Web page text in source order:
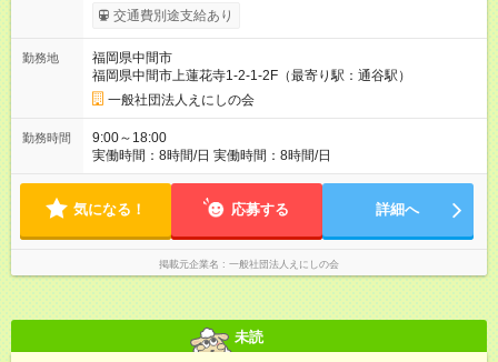
期間】試用期間あり 試用期間の長さ：3ヶ月 ※ 雇用形態と給与
に、本採用時と異なる部分があります。 雇用形態：中途採用
交通費別途支給あり
勤務地
福岡県中間市
福岡県中間市上蓮花寺1-2-1-2F（最寄り駅：通谷駅）
一般社団法人えにしの会
勤務時間
9:00～18:00
実働時間：8時間/日 実働時間：8時間/日
気になる！ 応募する 詳細へ
掲載元企業名 一般社団法人えにしの会
未読